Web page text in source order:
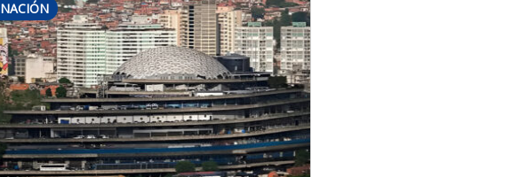
NACIÓN